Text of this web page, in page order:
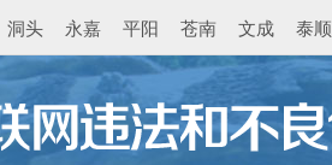
洞头 永嘉 平阳 苍南 文成 泰顺